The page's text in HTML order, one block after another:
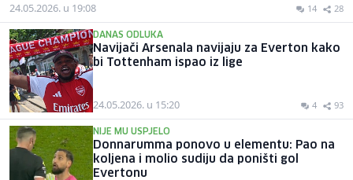
24.05.2026. u 19:08 14 28
DANAS ODLUKA
Navijači Arsenala navijaju za Everton kako
bi Tottenham ispao iz lige
24.05.2026. u 15:20 4 93
NIJE MU USPJELO
Donnarumma ponovo u elementu: Pao na
koljena i molio sudiju da poništi gol
Evertonu